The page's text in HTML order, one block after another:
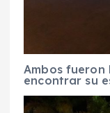
Ambos
encontrar su